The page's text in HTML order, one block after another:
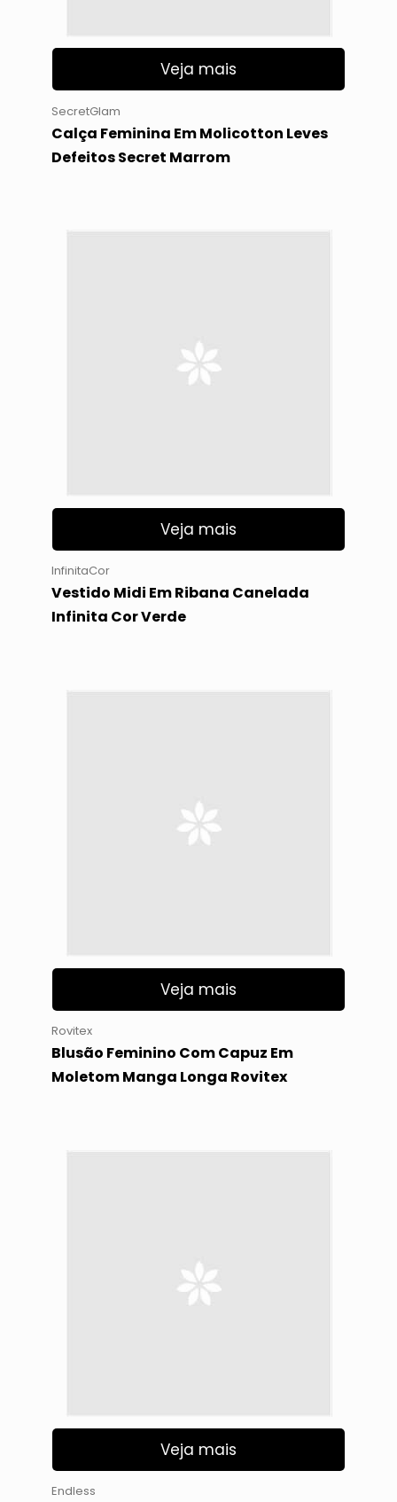
Veja mais
SecretGlam
Calça Feminina Em Molicotton Leves
Defeitos Secret Marrom
Veja mais
InfinitaCor
Vestido Midi Em Ribana Canelada
Infinita Cor Verde
Veja mais
Rovitex
Blusão Feminino Com Capuz Em
Moletom Manga Longa Rovitex
Veja mais
Endless